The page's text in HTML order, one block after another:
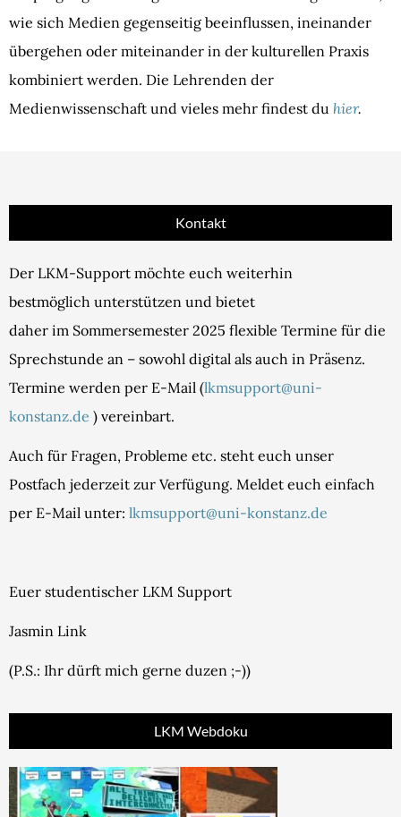
wie sich Medien gegenseitig beeinflussen, ineinander
übergehen oder miteinander in der kulturellen Praxis
kombiniert werden. Die Lehrenden der
Medienwissenschaft und vieles mehr findest du hier.
Kontakt
Der LKM-Support möchte euch weiterhin
bestmöglich unterstützen und bietet
daher im Sommersemester 2025 flexible Termine für die
Sprechstunde an – sowohl digital als auch in Präsenz.
Termine werden per E-Mail (lkmsupport@uni-
konstanz.de ) vereinbart.
Auch für Fragen, Probleme etc. steht euch unser
Postfach jederzeit zur Verfügung. Meldet euch einfach
per E-Mail unter: lkmsupport@uni-konstanz.de
Euer studentischer LKM Support
Jasmin Link
(P.S.: Ihr dürft mich gerne duzen ;-))
LKM Webdoku